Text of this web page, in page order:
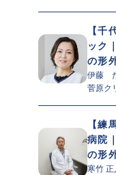
【千
ック
の形
伊藤　
菅原ク
【練
病院
の形
寒竹 正